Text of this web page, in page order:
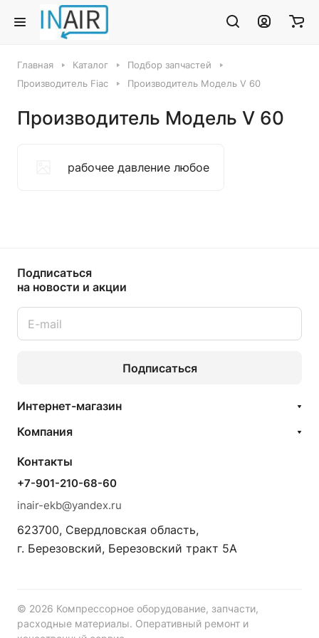
Главная Каталог
Подбор запчастей
Производитель Fiac
Производитель Модель V 60
Производитель Модель V 60
рабочее давление любое
Подписаться
на новости и акции
Подписаться
Интернет-магазин
Компания
Контакты
+7-901-210-68-60
inair-ekb@yandex.ru
623700, Свердловская область,
г. Березовский, Березовский тракт 5А
© 2026 Компрессорное оборудование, запчасти,
расходные материалы. Оперативный ремонт и